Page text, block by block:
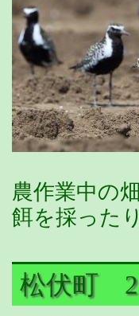
農作業中の
餌を採った
松伏町